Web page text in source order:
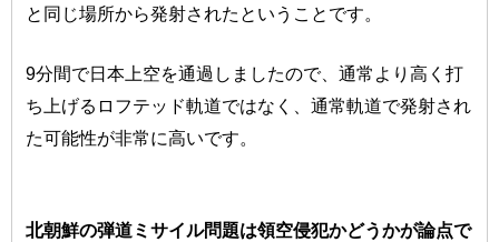
と同じ場所から発射されたということです。
9分間で日本上空を通過しましたので、通常より高く打
ち上げるロフテッド軌道ではなく、通常軌道で発射され
た可能性が非常に高いです。
北朝鮮の弾道ミサイル問題は領空侵犯かどうかが論点で